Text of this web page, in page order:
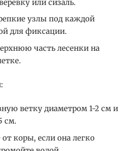
или сизаль.
узлы под каждой
для фиксации.
часть лесенки на
ветку диаметром 1-2 см и
см.
коры, если она легко